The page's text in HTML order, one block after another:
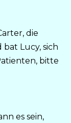
die
Lucy, sich
bitte
es sein,